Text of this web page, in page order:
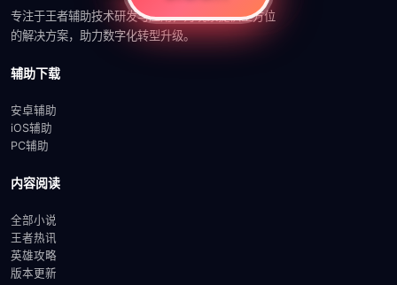
专注于王者辅助技术研发与应用，为玩家提供全方位
的解决方案，助力数字化转型升级。
辅助下载
安卓辅助
iOS辅助
PC辅助
内容阅读
全部小说
王者热讯
英雄攻略
版本更新